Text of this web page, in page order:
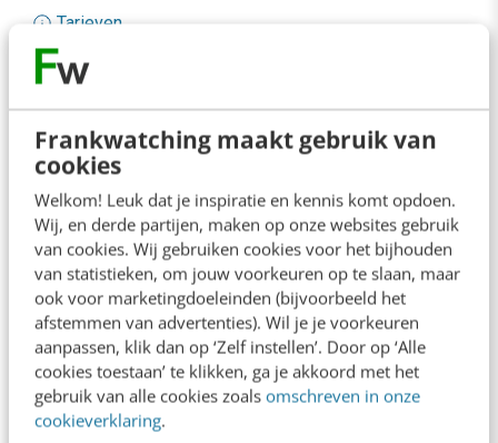
Frankwatching maakt gebruik van
cookies
Welkom! Leuk dat je inspiratie en kennis komt opdoen.
Wij, en derde partijen, maken op onze websites gebruik
van cookies. Wij gebruiken cookies voor het bijhouden
van statistieken, om jouw voorkeuren op te slaan, maar
ook voor marketingdoeleinden (bijvoorbeeld het
afstemmen van advertenties). Wil je je voorkeuren
aanpassen, klik dan op ‘Zelf instellen’. Door op ‘Alle
cookies toestaan’ te klikken, ga je akkoord met het
gebruik van alle cookies zoals omschreven in onze
cookieverklaring.
Tarieven
Meer contactopties
Frankwatching
Adverteren
Contact
Nieuwsbrieven
Over ons
Ons team
Werken bij
Whitepapers